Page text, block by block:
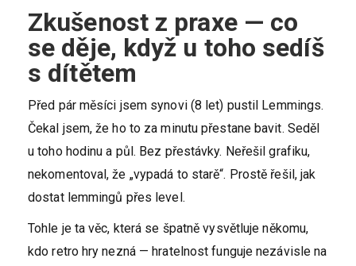
Zkušenost z praxe — co
se děje, když u toho sedíš
s dítětem
Před pár měsíci jsem synovi (8 let) pustil Lemmings.
Čekal jsem, že ho to za minutu přestane bavit. Seděl
u toho hodinu a půl. Bez přestávky. Neřešil grafiku,
nekomentoval, že „vypadá to starě“. Prostě řešil, jak
dostat lemmingů přes level.
Tohle je ta věc, která se špatně vysvětluje někomu,
kdo retro hry nezná — hratelnost funguje nezávisle na